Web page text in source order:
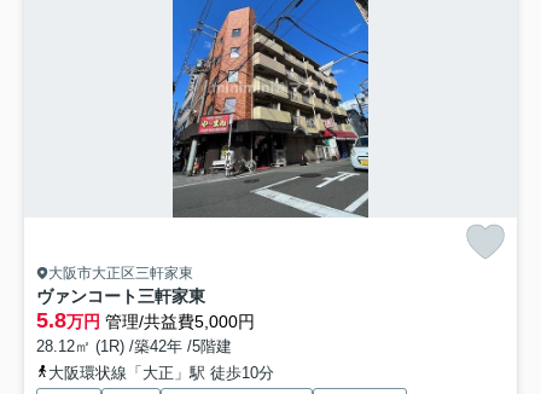
大阪市大正区三軒家東
ヴァンコート三軒家東
5.8万円 管理/共益費5,000円
28.12㎡ (1R) /築42年 /5階建
大阪環状線「大正」駅 徒歩10分